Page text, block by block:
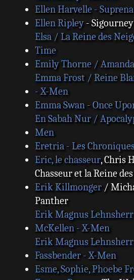
Ellen Harvelle -
Ellen Ripley-
Elsa / La Reine des
Time
Emily Thorne /
Emma Frost / Reine
- X-Men
Emma Swan - Once
En Sabah Nur /
Men
Eretria - Les
Eric, le chasseur, Chris
Chasseur et la Reine
Erik Killmonger/
Panther
Erik Magnus
McKellen - X-Men
Erik Magnus
Fassbender - X-Men
Esme, Sophie, Phoebe